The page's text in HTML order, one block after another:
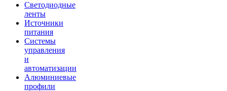
Светодиодные
ленты
Источники
питания
Системы
управления
и
автоматизации
Алюминиевые
профили